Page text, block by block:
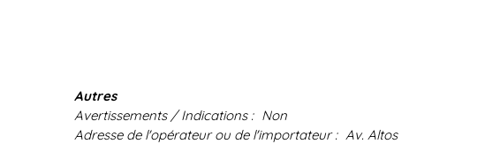
Autres
Avertissements / Indications : Non
Adresse de l'opérateur ou de l'importateur : Av. Altos